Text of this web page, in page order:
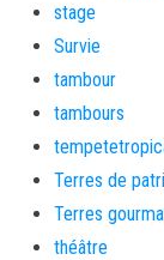
stage
Survie
tambour
tambours
Terres de
Terres
théâtre